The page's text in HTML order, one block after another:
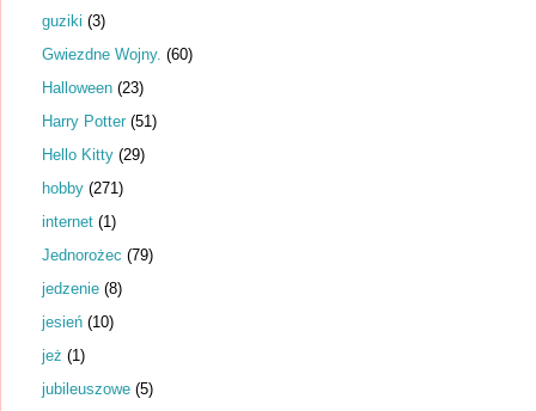
guziki (3)
Gwiezdne Wojny. (60)
Halloween (23)
Harry Potter (51)
Hello Kitty (29)
hobby (271)
internet (1)
Jednorożec (79)
jedzenie (8)
jesień (10)
jeż (1)
jubileuszowe (5)